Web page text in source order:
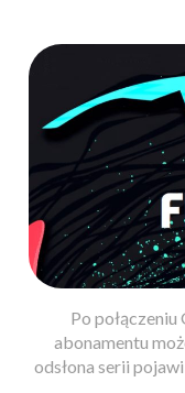
Po połączeniu
abonamentu
odsłona serii